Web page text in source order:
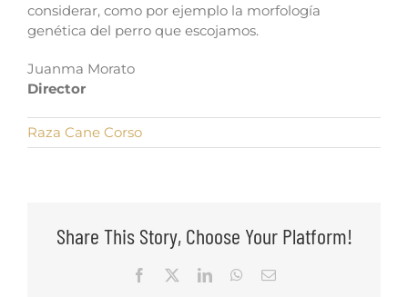
considerar, como por ejemplo la morfología
genética del perro que escojamos.
Juanma Morato
Director
Raza Cane Corso
Share This Story, Choose Your Platform!
Facebook LinkedInWhatsApp
Email